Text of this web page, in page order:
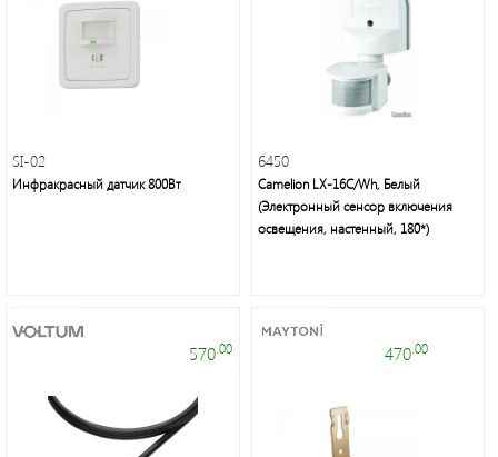
Электроустановочные
изделия
декоративное
освещение
SI-02
Инфракрасный датчик 800Вт
6450
Camelion LX-16C/Wh, Белый
(Электронный сенсор включения
освещения, настенный, 180*)
570.00 470.00